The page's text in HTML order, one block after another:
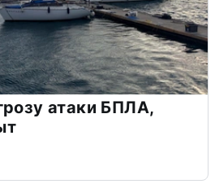
атаки БПЛА,